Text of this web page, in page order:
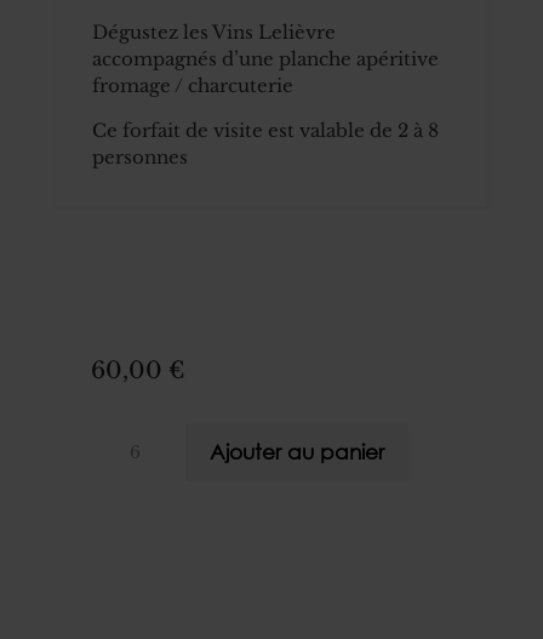
Dégustez les Vins Lelièvre
accompagnés d’une planche apéritive
fromage / charcuterie
Ce forfait de visite est valable de 2 à 8
personnes
60,00 €
quantité
Ajouter au panier